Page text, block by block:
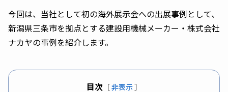
今回は、当社として初の海外展示会への出展事例として、
新潟県三条市を拠点とする建設用機械メーカー・株式会社
ナカヤの事例を紹介します。
目次 ［非表示］